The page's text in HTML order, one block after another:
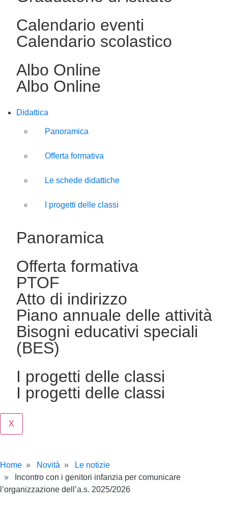
Calendario eventi
Calendario scolastico
Albo Online
Albo Online
Didattica
Panoramica
Offerta formativa
Le schede didattiche
I progetti delle classi
Panoramica
Offerta formativa
PTOF
Atto di indirizzo
Piano annuale delle attività
Bisogni educativi speciali
(BES)
I progetti delle classi
I progetti delle classi
X
Home Novità
Le notizie
Incontro con i genitori infanzia per comunicare
l’organizzazione dell’a.s. 2025/2026